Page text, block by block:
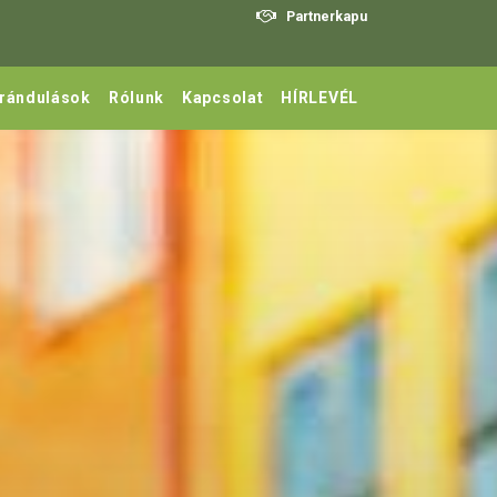
Partnerkapu
Rólunk Kapcsolat HÍRLEVÉL